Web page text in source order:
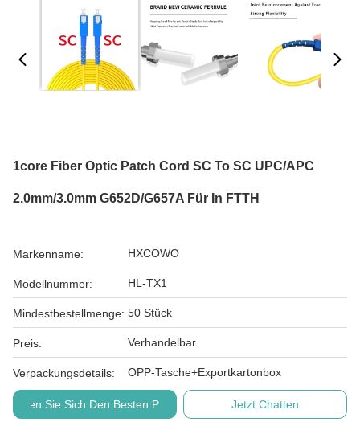
1core Fiber Optic Patch Cord SC To SC UPC/APC
2.0mm/3.0mm G652D/G657A Für In FTTH
Markenname: HXCOWO
Modellnummer: HL-TX1
Mindestbestellmenge: 50 Stück
Preis: Verhandelbar
Verpackungsdetails: OPP-Tasche+Exportkartonbox
Holen Sie Sich Den Besten Preis Jetzt Chatten